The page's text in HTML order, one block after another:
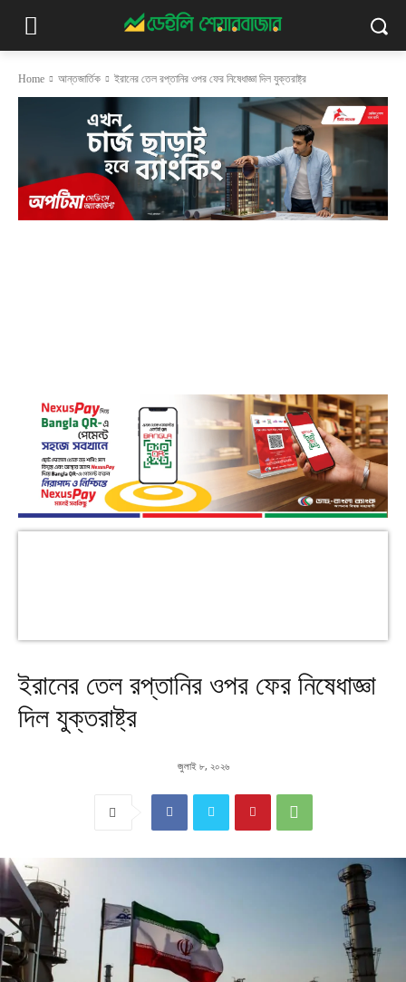
Home আন্তজার্তিক ইরানের তেল রপ্তানির ওপর ফের নিষেধাজ্ঞা দিল যুক্তরাষ্ট্র
ইরানের তেল রপ্তানির ওপর ফের নিষেধাজ্ঞা
দিল যুক্তরাষ্ট্র
জুলাই ৮, ২০২৬